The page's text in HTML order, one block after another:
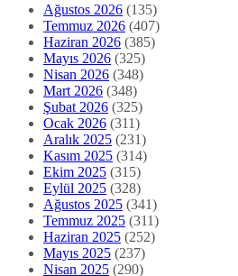
Ağustos 2026 (135)
Temmuz 2026 (407)
Haziran 2026 (385)
Mayıs 2026 (325)
Nisan 2026 (348)
Mart 2026 (348)
Şubat 2026 (325)
Ocak 2026 (311)
Aralık 2025 (231)
Kasım 2025 (314)
Ekim 2025 (315)
Eylül 2025 (328)
Ağustos 2025 (341)
Temmuz 2025 (311)
Haziran 2025 (252)
Mayıs 2025 (237)
Nisan 2025 (290)